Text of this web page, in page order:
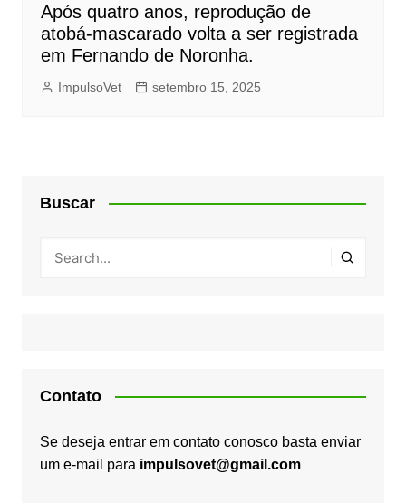
Após quatro anos, reprodução de
atobá-mascarado volta a ser registrada
em Fernando de Noronha.
ImpulsoVet setembro 15, 2025
Buscar
Contato
Se deseja entrar em contato conosco basta enviar
um e-mail para impulsovet@gmail.com